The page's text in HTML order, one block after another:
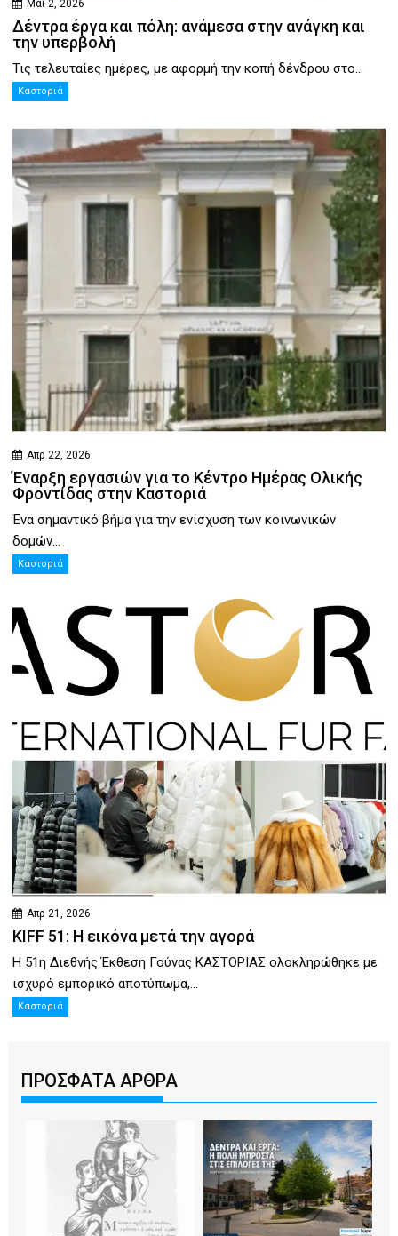
Μάι 2, 2026
Δέντρα έργα και πόλη: ανάμεσα στην ανάγκη και
την υπερβολή
Τις τελευταίες ημέρες, με αφορμή την κοπή δένδρου στο...
Καστοριά
Απρ 22, 2026
Έναρξη εργασιών για το Κέντρο Ημέρας Ολικής
Φροντίδας στην Καστοριά
Ένα σημαντικό βήμα για την ενίσχυση των κοινωνικών
δομών...
Καστοριά
Απρ 21, 2026
KIFF 51: Η εικόνα μετά την αγορά
Η 51η Διεθνής Έκθεση Γούνας ΚΑΣΤΟΡΙΑΣ ολοκληρώθηκε με
ισχυρό εμπορικό αποτύπωμα,...
Καστοριά
ΠΡΟΣΦΑΤΑ ΑΡΘΡΑ